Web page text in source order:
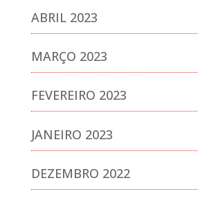
ABRIL 2023
MARÇO 2023
FEVEREIRO 2023
JANEIRO 2023
DEZEMBRO 2022